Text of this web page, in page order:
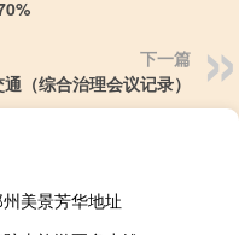
下一篇
（综合治理会议记录）
美景芳华地址